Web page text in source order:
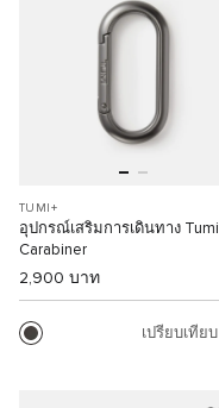
TUMI+
อุปกรณ์เสริมการเดินทาง Tumi
Carabiner
2,900 บาท
เปรียบเทียบ